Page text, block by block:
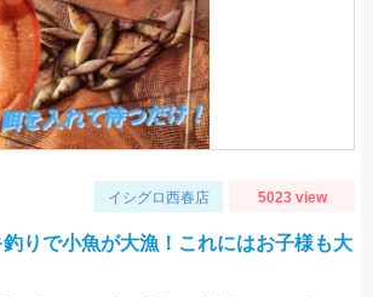
イシグロ西春店 5023 view
りで小魚が大漁！これにはお子様も大